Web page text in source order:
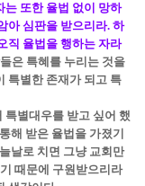
는 또한 율법 없이 망하
아 심판을 받으리라. 하
직 율법을 행하는 자라
은 특혜를 누리는 것을
특별한 존재가 되고 특
특별대우를 받고 싶어 했
해 받은 율법을 가졌기
날로 치면 그냥 교회만
때문에 구원받으리라